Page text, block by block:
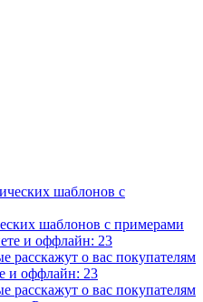
шаблонов с примерами
и оффлайн: 23
расскажут о вас покупателям